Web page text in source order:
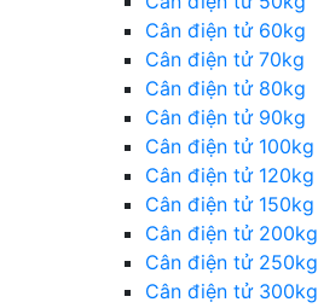
Cân điện tử 60kg
Cân điện tử 70kg
Cân điện tử 80kg
Cân điện tử 90kg
Cân điện tử 100kg
Cân điện tử 120kg
Cân điện tử 150kg
Cân điện tử 200kg
Cân điện tử 250kg
Cân điện tử 300kg